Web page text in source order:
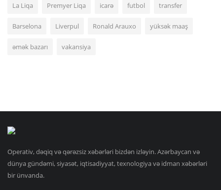
La Liqa Premyer Liqa icarə futbol transfer
Barselona Liverpul Ronald Arauxo yüksək maaş
əmək bazarı vakansiya
Operativ, dəqiq və qərəzsiz xəbərləri bizdən izləyin. Azərbaycan və
dünya gündəmi, siyasət, iqtisadiyyat, texnologiya və idman xəbərləri
bir ünvanda.